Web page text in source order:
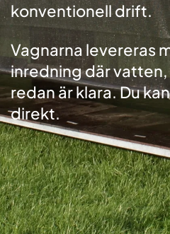
konventionell drift.
Vagnarna levereras
inredning där
redan är klara. Du
direkt.